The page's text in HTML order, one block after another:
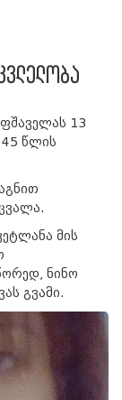
13
წლის
მის
ნინო
გვამი.